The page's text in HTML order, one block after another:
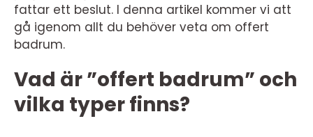
fattar ett beslut. I denna artikel kommer vi att
gå igenom allt du behöver veta om offert
badrum.
Vad är ”offert badrum” och
vilka typer finns?